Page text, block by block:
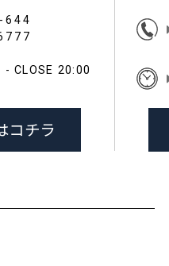
644
- CLOSE 20:00
コチラ